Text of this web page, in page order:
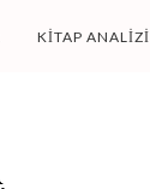
KITAP ANALIZI